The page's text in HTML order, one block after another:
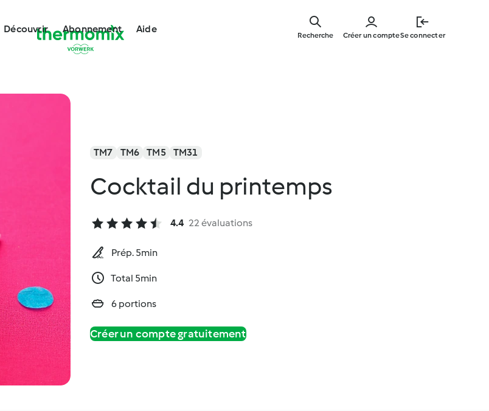
main
Découvrir Abonnement Aide
Créer un compteSe connecter
Recherche
TM7 TM6 TM5 TM31
Cocktail du printemps
4.4 22 évaluations
Prép. 5min
Total 5min
6 portions
Créer un compte gratuitement